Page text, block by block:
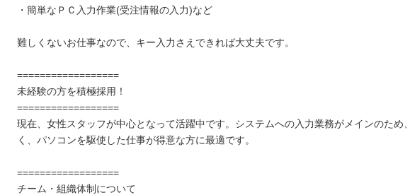
・簡単なＰＣ入力作業(受注情報の入力)など
難しくないお仕事なので、キー入力さえできれば大丈夫です。
==================
未経験の方を積極採用！
==================
現在、女性スタッフが中心となって活躍中です。システムへの入力業務がメインのため
く、パソコンを駆使した仕事が得意な方に最適です。
==================
チーム・組織体制について